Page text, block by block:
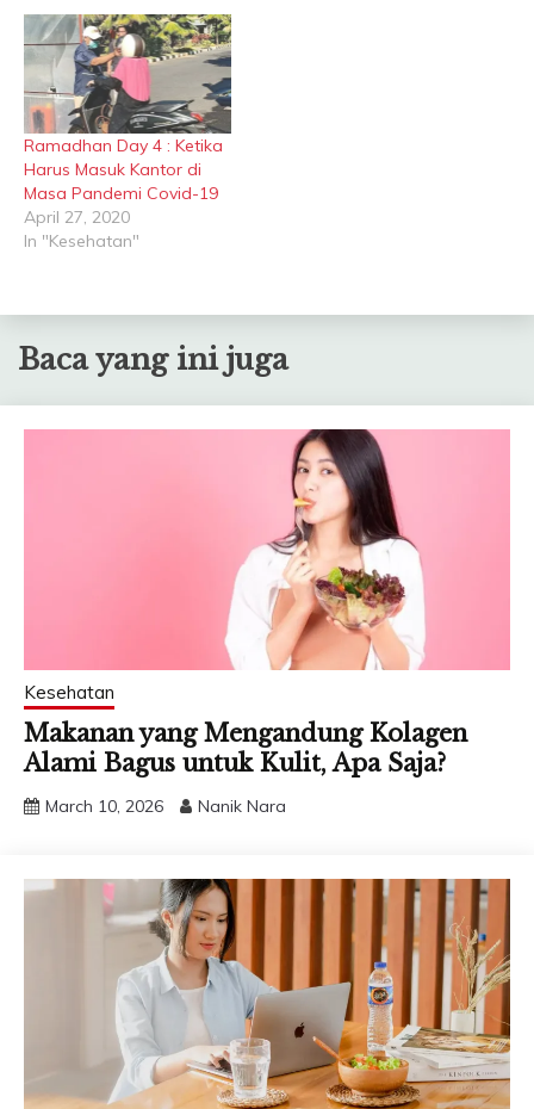
Ramadhan Day 4 : Ketika
Harus Masuk Kantor di
Masa Pandemi Covid-19
April 27, 2020
In "Kesehatan"
Baca yang ini juga
Kesehatan
Makanan yang Mengandung Kolagen
Alami Bagus untuk Kulit, Apa Saja?
March 10, 2026 Nanik Nara